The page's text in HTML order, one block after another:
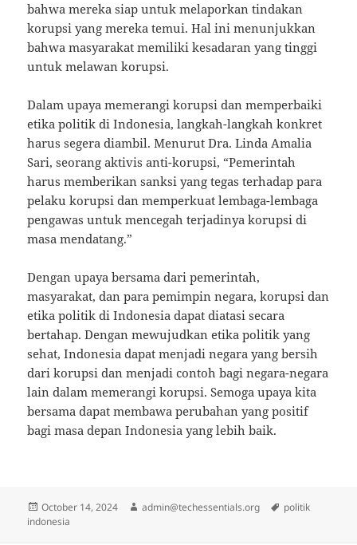
bahwa mereka siap untuk melaporkan tindakan
korupsi yang mereka temui. Hal ini menunjukkan
bahwa masyarakat memiliki kesadaran yang tinggi
untuk melawan korupsi.
Dalam upaya memerangi korupsi dan memperbaiki
etika politik di Indonesia, langkah-langkah konkret
harus segera diambil. Menurut Dra. Linda Amalia
Sari, seorang aktivis anti-korupsi, “Pemerintah
harus memberikan sanksi yang tegas terhadap para
pelaku korupsi dan memperkuat lembaga-lembaga
pengawas untuk mencegah terjadinya korupsi di
masa mendatang.”
Dengan upaya bersama dari pemerintah,
masyarakat, dan para pemimpin negara, korupsi dan
etika politik di Indonesia dapat diatasi secara
bertahap. Dengan mewujudkan etika politik yang
sehat, Indonesia dapat menjadi negara yang bersih
dari korupsi dan menjadi contoh bagi negara-negara
lain dalam memerangi korupsi. Semoga upaya kita
bersama dapat membawa perubahan yang positif
bagi masa depan Indonesia yang lebih baik.
Posted
on
October 14, 2024 Author
admin@techessentials.org Tags
politik
indonesia